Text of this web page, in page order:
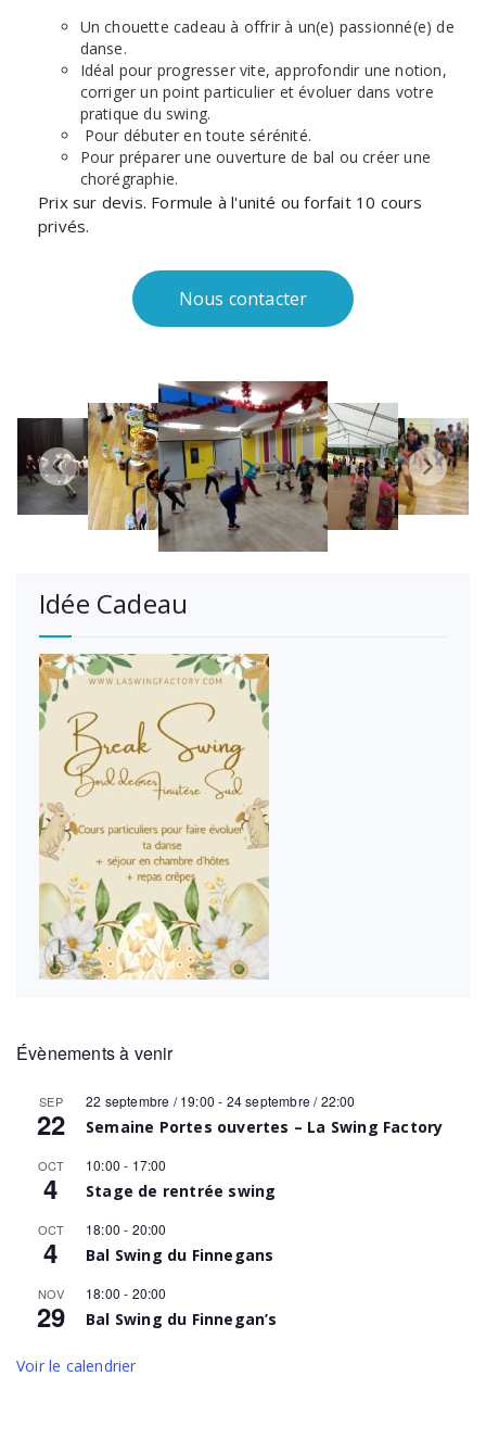
Un chouette cadeau à offrir à un(e) passionné(e) de
danse.
Idéal pour progresser vite, approfondir une notion,
corriger un point particulier et évoluer dans votre
pratique du swing.
Pour débuter en toute sérénité.
Pour préparer une ouverture de bal ou créer une
chorégraphie.
Prix sur devis. Formule à l'unité ou forfait 10 cours
privés.
Nous contacter
Idée Cadeau
Évènements à venir
SEP
22
22 septembre / 19:00 - 24 septembre / 22:00
Semaine Portes ouvertes – La Swing Factory
OCT
4
10:00 - 17:00
Stage de rentrée swing
OCT
4
18:00 - 20:00
Bal Swing du Finnegans
NOV
29
18:00 - 20:00
Bal Swing du Finnegan’s
Voir le calendrier